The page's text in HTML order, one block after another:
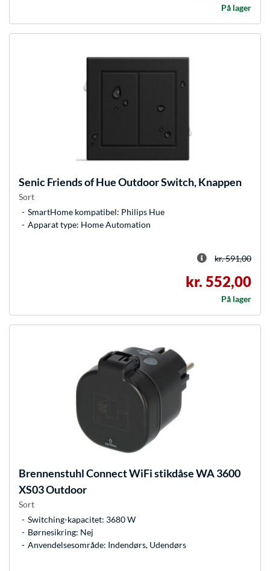
På lager
SenicFriends of Hue Outdoor Switch, Knappen
Sort
SmartHome kompatibel: Philips Hue
Apparat type: Home Automation
kr. 591,00
kr. 552,00
På lager
BrennenstuhlConnect WiFi stikdåse WA 3600
XS03 Outdoor
Sort
Switching-kapacitet: 3680 W
Børnesikring: Nej
Anvendelsesområde: Indendørs, Udendørs